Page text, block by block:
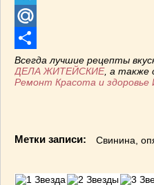
Telegram
Mail.Ru
Отправить
Всегда лучшие рецепты
ДЕЛА ЖИТЕЙСКИЕ, а также
Ремонт Красота и здоровье
Метки записи: Свинина